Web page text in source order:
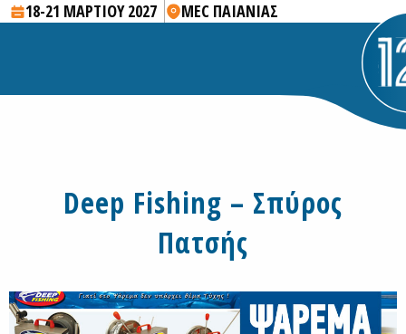
18-21 ΜΑΡΤΙΟΥ 2027 MEC ΠΑΙΑΝΙΑΣ
Deep Fishing – Σπύρος
Πατσής